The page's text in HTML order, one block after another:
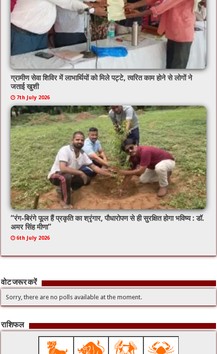
ग्रामीण सेवा शिविर में लाभार्थियों को मिले पट्टे, त्वरित काम होने से लोगों ने
जताई खुशी
7th July 2026
“रंग-बिरंगे फूल हैं प्रकृति का श्रृंगार, पौधारोपण से ही सुरक्षित होगा भविष्य : डॉ.
अमर सिंह मीणा”
6th July 2026
वोट जरूर करें
Sorry, there are no polls available at the moment.
राशिफल